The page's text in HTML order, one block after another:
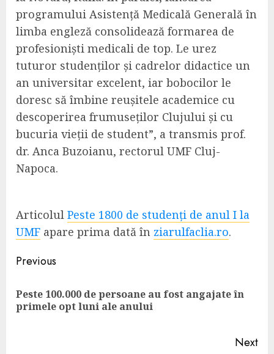
programului Asistență Medicală Generală în
limba engleză consolidează formarea de
profesioniști medicali de top. Le urez
tuturor studenților și cadrelor didactice un
an universitar excelent, iar bobocilor le
doresc să îmbine reușitele academice cu
descoperirea frumuseților Clujului și cu
bucuria vieții de student”, a transmis prof.
dr. Anca Buzoianu, rectorul UMF Cluj-
Napoca.
Articolul Peste 1800 de studenți de anul I la
UMF apare prima dată în ziarulfaclia.ro.
Continue
Reading
Previous
Peste 100.000 de persoane au fost angajate în
primele opt luni ale anului
Next